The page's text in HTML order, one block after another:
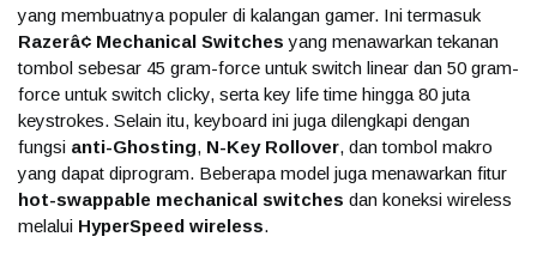
yang membuatnya populer di kalangan gamer. Ini termasuk
Razerâ¢ Mechanical Switches yang menawarkan tekanan
tombol sebesar 45 gram-force untuk switch linear dan 50 gram-
force untuk switch clicky, serta key life time hingga 80 juta
keystrokes. Selain itu, keyboard ini juga dilengkapi dengan
fungsi anti-Ghosting, N-Key Rollover, dan tombol makro
yang dapat diprogram. Beberapa model juga menawarkan fitur
hot-swappable mechanical switches dan koneksi wireless
melalui HyperSpeed wireless.